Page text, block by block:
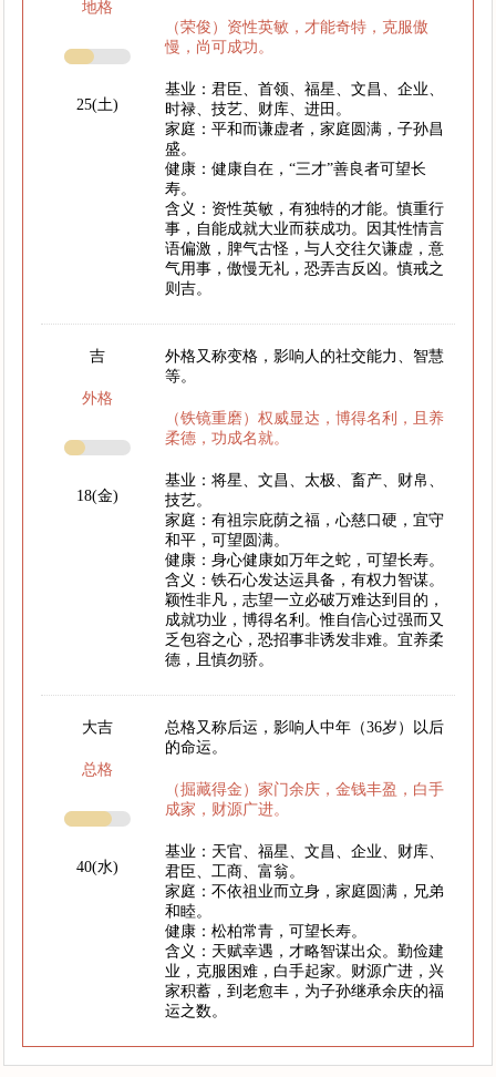
地格
25(土)
（荣俊）资性英敏，才能奇特，克服傲
慢，尚可成功。
基业：君臣、首领、福星、文昌、企业、
时禄、技艺、财库、进田。
家庭：平和而谦虚者，家庭圆满，子孙昌
盛。
健康：健康自在，“三才”善良者可望长
寿。
含义：资性英敏，有独特的才能。慎重行
事，自能成就大业而获成功。因其性情言
语偏激，脾气古怪，与人交往欠谦虚，意
气用事，傲慢无礼，恐弄吉反凶。慎戒之
则吉。
吉
外格
18(金)
外格又称变格，影响人的社交能力、智慧
等。
（铁镜重磨）权威显达，博得名利，且养
柔德，功成名就。
基业：将星、文昌、太极、畜产、财帛、
技艺。
家庭：有祖宗庇荫之福，心慈口硬，宜守
和平，可望圆满。
健康：身心健康如万年之蛇，可望长寿。
含义：铁石心发达运具备，有权力智谋。
颖性非凡，志望一立必破万难达到目的，
成就功业，博得名利。惟自信心过强而又
乏包容之心，恐招事非诱发非难。宜养柔
德，且慎勿骄。
大吉
总格
40(水)
总格又称后运，影响人中年（36岁）以后
的命运。
（掘藏得金）家门余庆，金钱丰盈，白手
成家，财源广进。
基业：天官、福星、文昌、企业、财库、
君臣、工商、富翁。
家庭：不依祖业而立身，家庭圆满，兄弟
和睦。
健康：松柏常青，可望长寿。
含义：天赋幸遇，才略智谋出众。勤俭建
业，克服困难，白手起家。财源广进，兴
家积蓄，到老愈丰，为子孙继承余庆的福
运之数。